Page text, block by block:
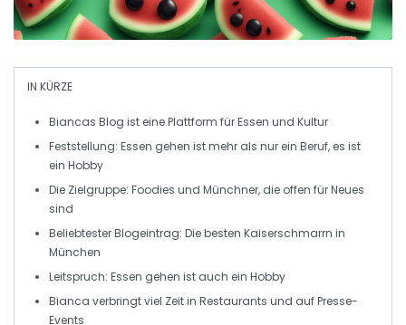
IN KÜRZE
Biancas Blog ist eine Plattform fürEssen und Kultur
Feststellung: Essen gehen ist mehr als nur ein Beruf, es ist
ein Hobby
Die Zielgruppe: Foodies und Münchner, die offen für Neues
sind
Beliebtester Blogeintrag: Die besten Kaiserschmarrn in
München
Leitspruch: Essen gehen ist auch ein Hobby
Bianca verbringt viel Zeit in Restaurants und aufPresse-
Events